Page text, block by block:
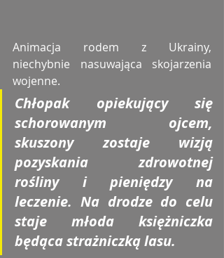
Animacja rodem z Ukrainy,
niechybnie nasuwająca skojarzenia
wojenne.
Chłopak opiekujący się
schorowanym ojcem,
skuszony zostaje wizją
pozyskania zdrowotnej
rośliny i pieniędzy na
leczenie. Na drodze do celu
staje młoda księżniczka
będąca strażniczką lasu.